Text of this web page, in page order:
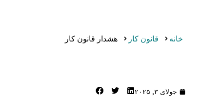
خانه قانون کار هشدار قانون کار
جولای ۳, ۲۰۲۵